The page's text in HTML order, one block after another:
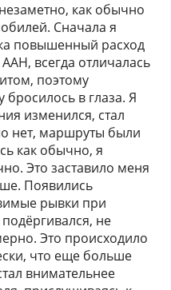
как обычно
Сначала я
повышенный расход
всегда отличалась
поэтому
в глаза. Я
изменился, стал
нет, маршруты были
как обычно, я
Это заставило меня
Появились
рывки при
не
Это происходило
что еще больше
внимательнее